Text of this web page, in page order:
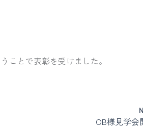
ことで表彰を受けました。
OB様見学